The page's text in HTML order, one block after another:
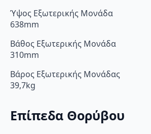
Ύψος Εξωτερικής Μονάδα
638mm
Βάθος Εξωτερικής Μονάδα
310mm
Βάρος Εξωτερικής Μονάδας
39,7kg
Επίπεδα Θορύβου